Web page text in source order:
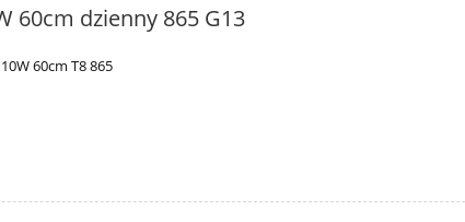
60cm dzienny 865 G13
60cm T8 865